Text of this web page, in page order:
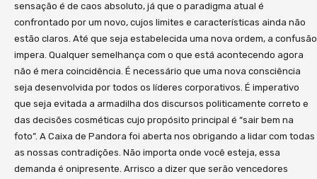
sensação é de caos absoluto, já que o paradigma atual é
confrontado por um novo, cujos limites e características ainda não
estão claros. Até que seja estabelecida uma nova ordem, a confusão
impera. Qualquer semelhança com o que está acontecendo agora
não é mera coincidência. É necessário que uma nova consciência
seja desenvolvida por todos os líderes corporativos. É imperativo
que seja evitada a armadilha dos discursos politicamente correto e
das decisões cosméticas cujo propósito principal é “sair bem na
foto”. A Caixa de Pandora foi aberta nos obrigando a lidar com todas
as nossas contradições. Não importa onde você esteja, essa
demanda é onipresente. Arrisco a dizer que serão vencedores